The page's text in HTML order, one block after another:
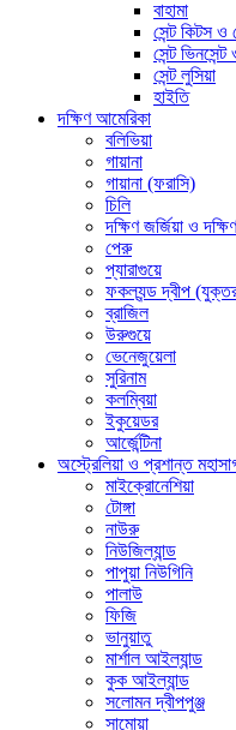
বাহামা
সেন্ট কিটস ও
সেন্ট
সেন্ট লুসিয়া
হাইতি
দক্ষিণ আমেরিকা
বলিভিয়া
গায়ানা
গায়ানা (ফরাসি)
চিলি
দক্ষিণ জর্জিয়া ও
পেরু
প্যারাগুয়ে
ফকল্যন্ড দ্বীপ
ব্রাজিল
উরুগুয়ে
ভেনেজুয়েলা
সুরিনাম
কলম্বিয়া
ইকুয়েডর
আর্জেন্টিনা
অস্ট্রেলিয়া ও প্রশান্ত
মাইক্রোনেশিয়া
টোঙ্গা
নাউরু
নিউজিল্যান্ড
পাপুয়া নিউগিনি
পালাউ
ফিজি
ভানুয়াতু
মার্শাল আইল্যান্ড
কুক আইল্যান্ড
সলোমন দ্বীপপুঞ্জ
সামোয়া